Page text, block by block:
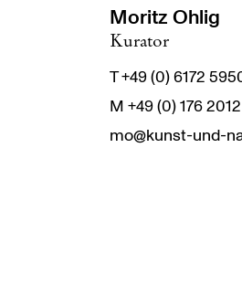
Moritz Ohlig
Kurator
T +49 (0) 6172
M +49 (0) 176 2012
mo@kunst-und-